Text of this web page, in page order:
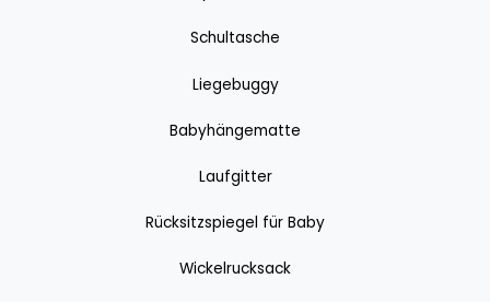
Schultasche
Liegebuggy
Babyhängematte
Laufgitter
Rücksitzspiegel für Baby
Wickelrucksack